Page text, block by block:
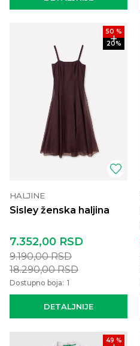
50 %
20%
HALJINE
Sisley ženska haljina
DETALJNIJE
7.352,00 RSD
9.190,00RSD
18.290,00RSD
Dostupno boja: 1
49 %